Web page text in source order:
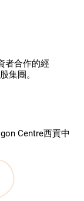
者合作的經
集團。
Centre西貢中